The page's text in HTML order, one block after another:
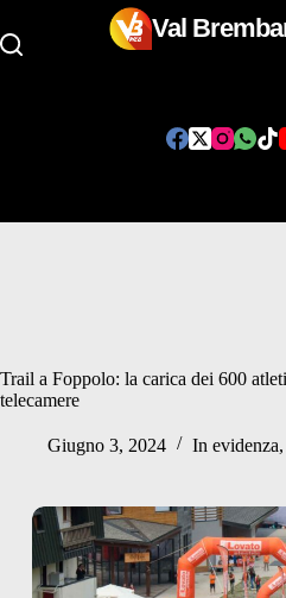
Val
Trail a Foppolo: la carica dei 600
telecamere
Giugno 3, 2024 In evidenza,